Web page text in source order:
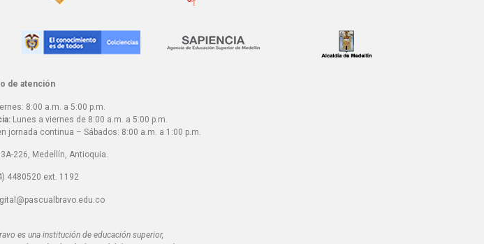
de atención
8:00 a.m. a 5:00 p.m.
Lunes a viernes de 8:00 a.m. a 5:00 p.m.
jornada continua – Sábados: 8:00 a.m. a 1:00 p.m.
226, Medellín, Antioquia.
4480520 ext. 1192
es una institución de educación superior,